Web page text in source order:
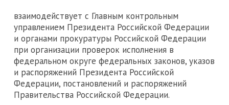
взаимодействует с Главным контрольным
управлением Президента Российской Федерации
и органами прокуратуры Российской Федерации
при организации проверок исполнения в
федеральном округе федеральных законов, указов
и распоряжений Президента Российской
Федерации, постановлений и распоряжений
Правительства Российской Федерации.